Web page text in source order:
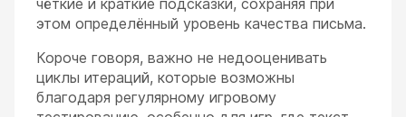
чёткие и краткие подсказки, сохраняя при
этом определённый уровень качества письма.
Короче говоря, важно не недооценивать
циклы итераций, которые возможны
благодаря регулярному игровому